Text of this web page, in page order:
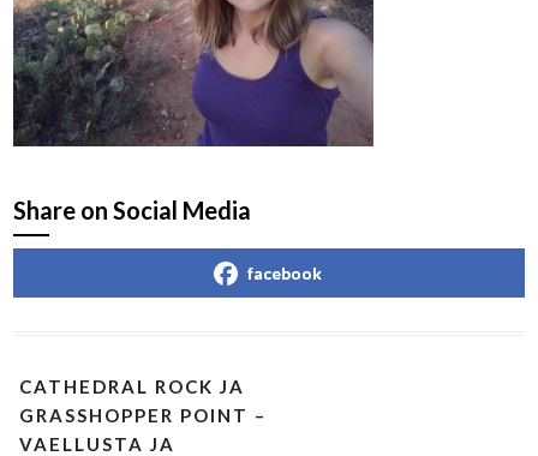
Share on Social Media
facebook
CATHEDRAL ROCK JA
GRASSHOPPER POINT –
VAELLUSTA JA